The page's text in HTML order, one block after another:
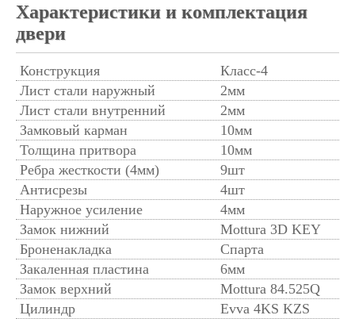
Характеристики и комплектация
двери
Конструкция
Класс-4
Лист стали наружный
2мм
Лист стали внутренний
2мм
Замковый карман
10мм
Толщина притвора
10мм
Ребра жесткости (4мм)
9шт
Антисрезы
4шт
Наружное усиление
4мм
Замок нижний
Mottura 3D KEY
Броненакладка
Спарта
Закаленная пластина
6мм
Замок верхний
Mottura 84.525Q
Цилиндр
Evva 4KS KZS